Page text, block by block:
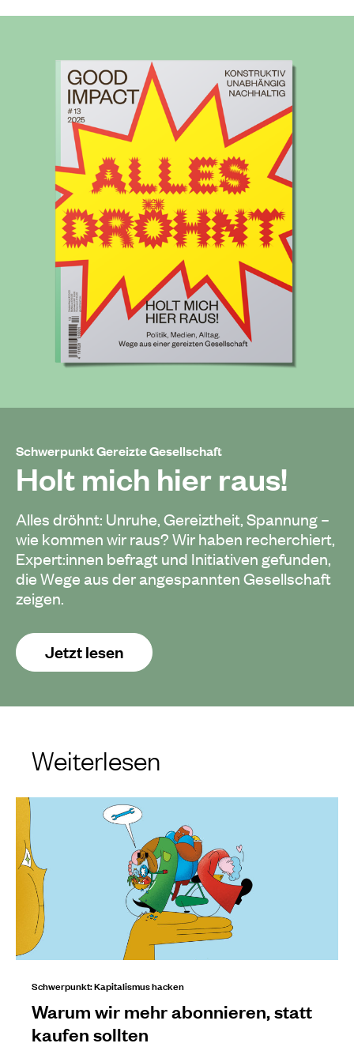
Schwerpunkt Gereizte Gesellschaft
Holt mich hier raus!
Alles dröhnt: Unruhe, Gereiztheit, Spannung –
wie kommen wir raus? Wir haben recherchiert,
Expert:innen befragt und Initiativen gefunden,
die Wege aus der angespannten Gesellschaft
zeigen.
Jetzt lesen
Weiterlesen
Schwerpunkt: Kapitalismus hacken
Warum wir mehr abonnieren, statt
kaufen sollten